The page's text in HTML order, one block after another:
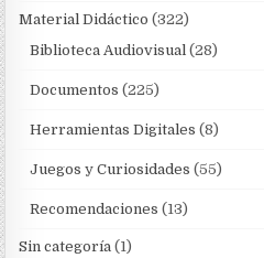
Material Didáctico (322)
Biblioteca Audiovisual (28)
Documentos (225)
Herramientas Digitales (8)
Juegos y Curiosidades (55)
Recomendaciones (13)
Sin categoría (1)